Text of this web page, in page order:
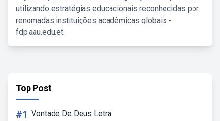
utilizando estratégias educacionais reconhecidas por
renomadas instituições acadêmicas globais -
fdp.aau.edu.et.
Top Post
#1 Vontade De Deus Letra